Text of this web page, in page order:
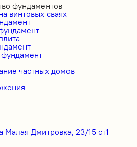
фундаментов
винтовых сваях
частных домов
Малая Дмитровка, 23/15 ст1